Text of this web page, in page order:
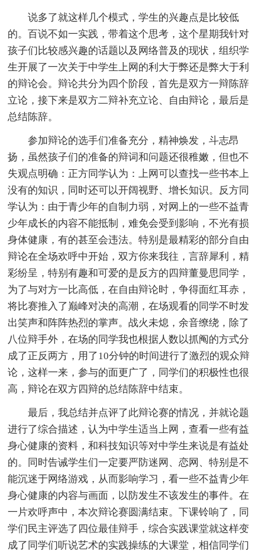
说多了就这样几个模式，学生的兴趣点是比较低
的。百说不如一实践，带着这个思考，这个星期我针对
孩子们比较感兴趣的话题以及网络普及的现状，组织学
生开展了一次关于中学生上网的利大于弊还是弊大于利
的辩论会。辩论共分为四个阶段，首先是双方一辩陈辞
立论，接下来是双方二辩补充立论、自由辩论，最后是
总结陈辞。
参加辩论的选手们准备充分，精神焕发，斗志昂
扬，虽然孩子们的准备的辩词和问题还很稚嫩，但也不
失观点明确：正方同学认为：上网可以查找一些书本上
没有的知识，同时还可以开阔视野、增长知识。反方同
学认为：由于青少年的自制力弱，对网上的一些不益青
少年成长的内容不能抵制，难免会受到影响，不光有损
身体健康，有的甚至会违法。特别是最精彩的部分自由
辩论在全场欢呼中开始，双方你来我往，言辞犀利，精
彩纷呈，特别有趣和可爱的是反方的四辩董曼思同学，
为了与对方一比高低，在自由辩论时，争得面红耳赤，
将比赛推入了巅峰对决的高潮，在场观看的同学不时发
出笑声和阵阵热烈的掌声。战火未熄，余音缭绕，除了
八位辩手外，在场的同学我也根据人数以抓阄的方式分
成了正反两方，用了10分钟的时间进行了激烈的观众辩
论，这样一来，参与的面更广了，同学们的积极性也很
高，辩论在双方四辩的总结陈辞中结束。
最后，我总结并点评了此辩论赛的情况，并就论题
进行了综合描述，认为中学生适当上网，查看一些有益
身心健康的资料，和科技知识等对中学生来说是有益处
的。同时告诫学生们一定要严防迷网、恋网、特别是不
能沉迷于网络游戏，从而影响学习，看一些不益青少年
身心健康的内容与画面，以防发生不该发生的事件。在
一片欢呼声中，本次辩论赛圆满结束。下课铃响了，同
学们民主评选了四位最佳辩手，综合实践课堂就这样变
成了同学们听说艺术的实践操练的大课堂，相信同学们